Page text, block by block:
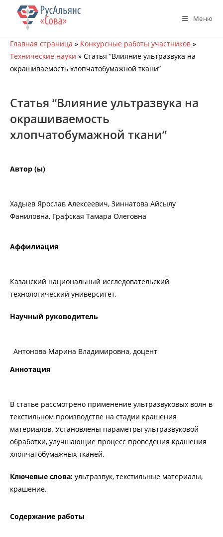
Перейти
содержимому
Меню
Главная страница » Конкурсные работы участников »
Технические науки » Статья “Влияние ультразвука на
окрашиваемость хлопчатобумажной ткани”
Статья “Влияние ультразвука на
окрашиваемость
хлопчатобумажной ткани”
Автор (ы)
Хадыев Ярослав Алексеевич, Зиннатова Айсылу
Фаниловна, Графская Тамара Олеговна
Аффилиация
Казанский национальный исследовательский
технологический университет,
Научный руководитель
Антонова Марина Владимировна, доцент
Аннотация
В статье рассмотрено применение ультразвуковых волн в
текстильном производстве на стадии крашения
материалов. Установлены параметры ультразвуковой
обработки, улучшающие процесс проведения крашения
хлопчатобумажных тканей.
Ключевые слова: ультразвук, текстильные материалы,
крашение.
Содержание работы